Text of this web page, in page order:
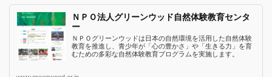
ＮＰＯ法人グリーンウッド自然体験教育センタ
ー
ＮＰＯグリーンウッドは日本の自然環境を活用した自然体験
教育を推進し、青少年が「心の豊かさ」や「生きる力」を育
むための多彩な自然体験教育プログラムを実施します。